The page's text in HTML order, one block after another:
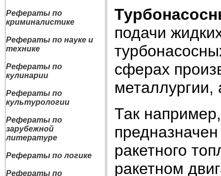
Рефераты по
криминалистике
Рефераты по науке и
технике
Рефераты по
кулинарии
Рефераты по
культурологии
Рефераты по
зарубежной
литературе
Рефераты по логике
Рефераты по
подачи
сферах
Так
ракетного
ракетном